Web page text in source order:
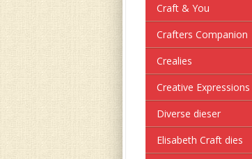
Craft & You
Crafters Companion
Crealies
Creative Expressions
Diverse dieser
Elisabeth Craft dies